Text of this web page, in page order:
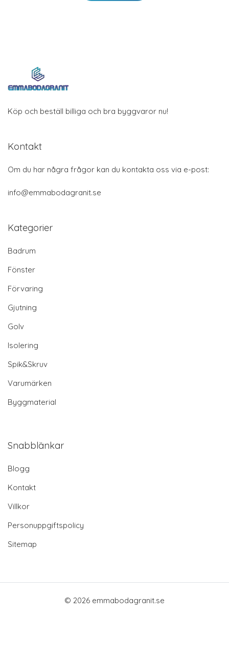
Köp och beställ billiga och bra byggvaror nu!
Kontakt
Om du har några frågor kan du kontakta oss via e-post:
info@emmabodagranit.se
Kategorier
Badrum
Fönster
Förvaring
Gjutning
Golv
Isolering
Spik&Skruv
Varumärken
Byggmaterial
Snabblänkar
Blogg
Kontakt
Villkor
Personuppgiftspolicy
Sitemap
© 2026 emmabodagranit.se